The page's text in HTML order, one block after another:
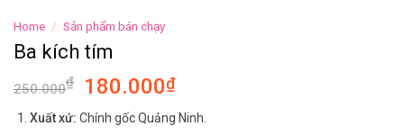
Home / Sản phẩm bán chạy
Ba kích tím
250.000₫ 180.000₫
Xuất xứ: Chính gốc Quảng Ninh.